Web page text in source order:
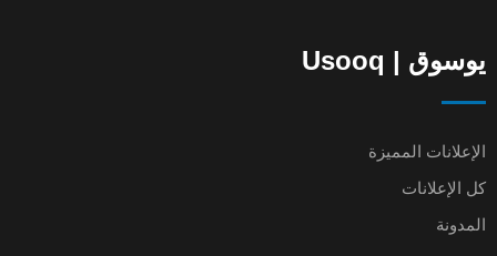
يوسوق | Usooq
الإعلانات المميزة
كل الإعلانات
المدونة